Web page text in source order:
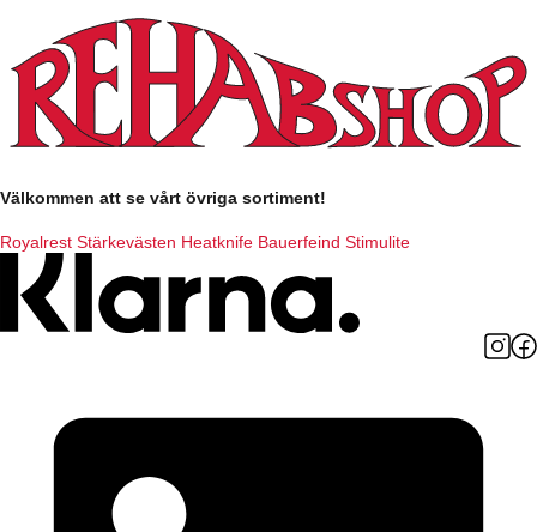
Välkommen att se vårt övriga sortiment!
Royalrest Stärkevästen Heatknife Bauerfeind Stimulite